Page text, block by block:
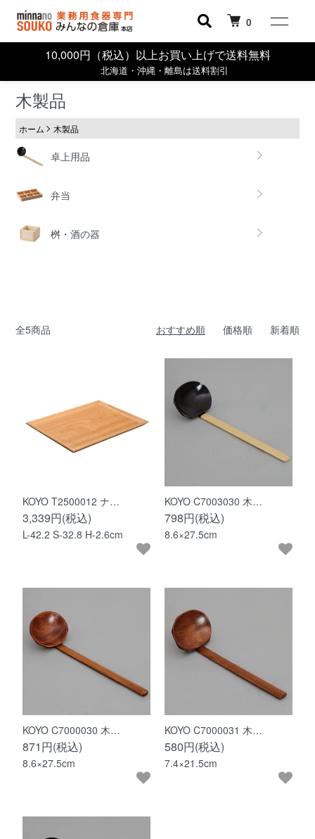
0
10,000円（税込）以上お買い上げで送料無料
北海道・沖縄・離島は送料割引
木製品
ホーム 木製品
カテゴリー一覧
卓上用品
弁当
桝・酒の器
全5商品 おすすめ順 価格順 新着順
KOYO T2500012 ナ…
3,339円(税込)
L-42.2 S-32.8 H-2.6cm
KOYO C7003030 木…
798円(税込)
8.6×27.5cm
KOYO C7000030 木…
871円(税込)
8.6×27.5cm
KOYO C7000031 木…
580円(税込)
7.4×21.5cm